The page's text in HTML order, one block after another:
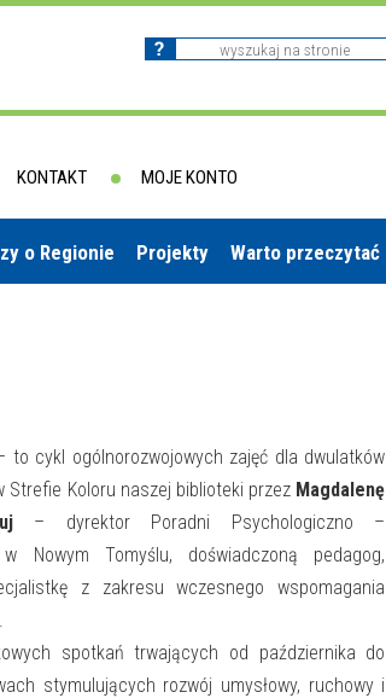
KONTAKT MOJE KONTO
o Regionie Projekty Warto przeczytać
to cykl ogólnorozwojowych zajęć dla dwulatków
Strefie Koloru naszej biblioteki przez Magdalenę
– dyrektor Poradni Psychologiczno –
w Nowym Tomyślu, doświadczoną pedagog,
z zakresu wczesnego wspomagania
spotkań trwających od października do
stymulujących rozwój umysłowy, ruchowy i